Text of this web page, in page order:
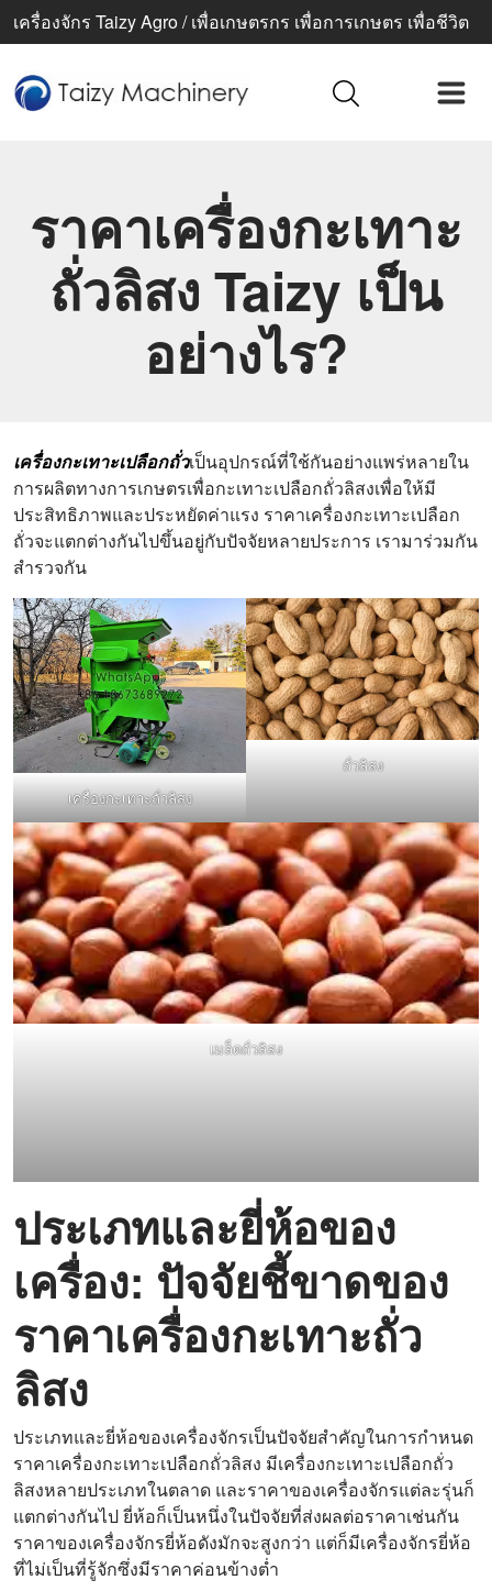
เครื่องจักร Taizy Agro / เพื่อเกษตรกร เพื่อการเกษตร เพื่อชีวิต
ราคาเครื่องกะเทาะ
ถั่วลิสง Taizy เป็น
อย่างไร?
เครื่องกะเทาะเปลือกถั่วเป็นอุปกรณ์ที่ใช้กันอย่างแพร่หลายใน
การผลิตทางการเกษตรเพื่อกะเทาะเปลือกถั่วลิสงเพื่อให้มี
ประสิทธิภาพและประหยัดค่าแรง ราคาเครื่องกะเทาะเปลือก
ถั่วจะแตกต่างกันไปขึ้นอยู่กับปัจจัยหลายประการ เรามาร่วมกัน
สำรวจกัน
เครื่องกะเทาะถั่วลิสง
ถั่วลิสง
เมล็ดถั่วลิสง
ประเภทและยี่ห้อของ
เครื่อง: ปัจจัยชี้ขาดของ
ราคาเครื่องกะเทาะถั่ว
ลิสง
ประเภทและยี่ห้อของเครื่องจักรเป็นปัจจัยสำคัญในการกำหนด
ราคาเครื่องกะเทาะเปลือกถั่วลิสง มีเครื่องกะเทาะเปลือกถั่ว
ลิสงหลายประเภทในตลาด และราคาของเครื่องจักรแต่ละรุ่นก็
แตกต่างกันไป ยี่ห้อก็เป็นหนึ่งในปัจจัยที่ส่งผลต่อราคาเช่นกัน
ราคาของเครื่องจักรยี่ห้อดังมักจะสูงกว่า แต่ก็มีเครื่องจักรยี่ห้อ
ที่ไม่เป็นที่รู้จักซึ่งมีราคาค่อนข้างต่ำ